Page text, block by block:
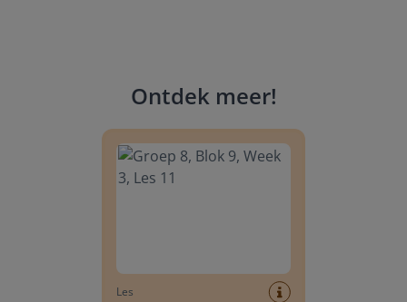
Ontdek meer!
Les